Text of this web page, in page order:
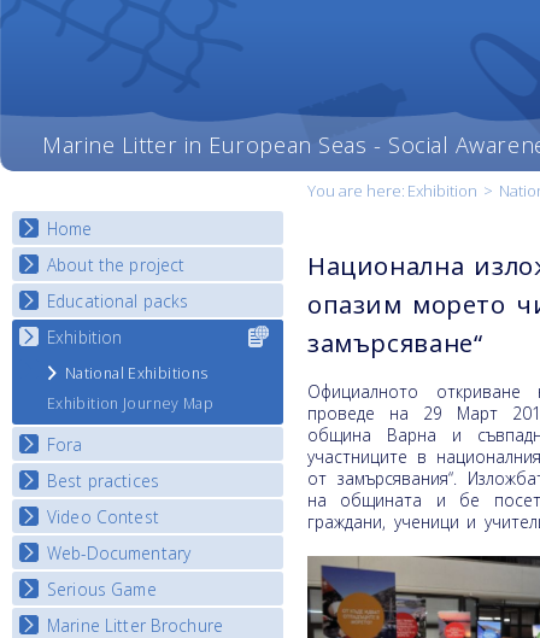
Marine Litter in European Seas - Social
You are here: Exhibition >
Home
About the project
Objectives
Deliverables
Partners
Educational packs
E-learning course round I
E-learning course round II
E-learning course round III
E-learning course round IV
Exhibition
National Exhibitions
Exhibition Journey Map
Fora
National Fora Outcomes
Best practices
Best Practice Guide
Map Overview
Listview
Video Contest
National Video Contests
Web-Documentary
Watch Troubled Waters
Serious Game
Start the game
Marine Litter Brochure
Select content
for your
country
Национална
опазим морето
замърсяване“
Официалното
проведе на 29 Март
община Варна и
участниците в
от замърсявания“.
на общината и бе
граждани, ученици и